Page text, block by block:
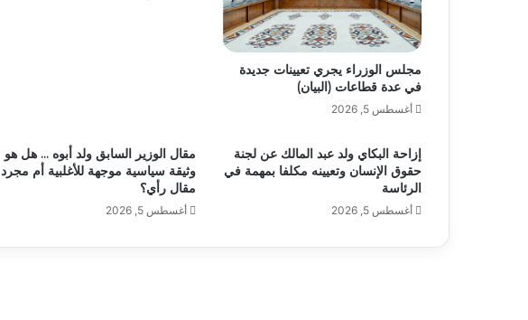
مجلس الوزراء يجري تعيينات جديدة
في عدة قطاعات (البيان)
أغسطس 5, 2026
إزاحة البكاي ولد عبد المالك عن لجنة
حقوق الإنسان وتعيينه مكلفا بمهمة في
الرئاسة
أغسطس 5, 2026
مقال الوزير السابق ولد أبوه … هل هو
وثيقة سياسية موجهة للأغلبية أم مجرد
مقال رأي؟
أغسطس 5, 2026